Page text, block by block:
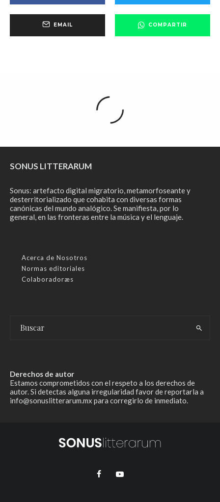
EMAIL COMPARTIR
SONUS LITTERARUM
Sonus: artefacto digital migratorio, metamorfoseante y
desterritorializado que cohabita con diversas formas
canónicas del mundo analógico. Se manifiesta, por lo
general, en las fronteras entre la música y el lenguaje.
Acerca de Nosotros
Normas editoriales
Colaboradoræs
Derechos de autor
Estamos comprometidos con el respeto a los derechos de
autor. Si detectas alguna irregularidad favor de reportarla a
info@sonuslitterarum.mx para corregirlo de inmediato.